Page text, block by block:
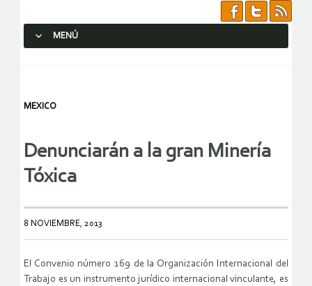
MENÚ
MEXICO
Denunciarán a la gran Minería
Tóxica
8 NOVIEMBRE, 2013
El Convenio número 169 de la Organización Internacional del
Trabajo es un instrumento jurí­dico internacional vinculante, es